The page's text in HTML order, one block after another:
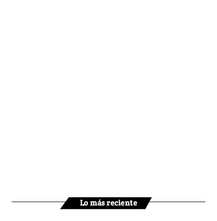
Lo más reciente